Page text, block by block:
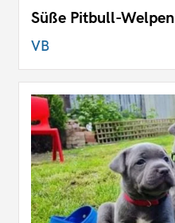
Süße Pitbull-Welpen
VB